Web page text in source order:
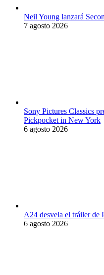
Neil Young lanzará
7 agosto 2026
Sony Pictures Classics
Pickpocket in New York
6 agosto 2026
A24 desvela el tráiler de
6 agosto 2026